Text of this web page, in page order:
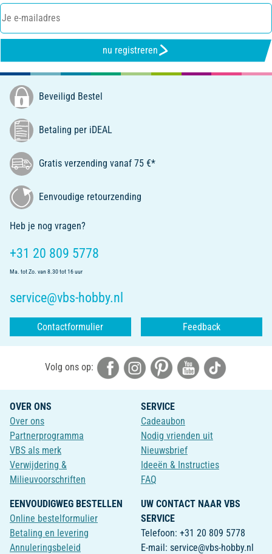
nu registreren
Beveiligd Bestel
Betaling per iDEAL
Gratis verzending vanaf 75 €*
Eenvoudige retourzending
Heb je nog vragen?
+31 20 809 5778
Ma. tot Zo. van 8.30 tot 16 uur
service@vbs-hobby.nl
Contactformulier Feedback
Volg ons op:
OVER ONS
Over ons
Partnerprogramma
VBS als merk
Verwijdering &
Milieuvoorschriften
SERVICE
Cadeaubon
Nodig vrienden uit
Nieuwsbrief
Ideeën & Instructies
FAQ
EENVOUDIGWEG BESTELLEN
Online bestelformulier
Betaling en levering
Annuleringsbeleid
UW CONTACT NAAR VBS
SERVICE
Telefoon: +31 20 809 5778
E-mail: service@vbs-hobby.nl